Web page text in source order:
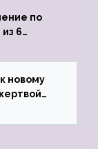
по
6
новому